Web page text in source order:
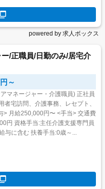
powered by 求人ボックス
/正職員/日勤のみ/居宅介
～
マネージャー・介護職員) 正社員
宅訪問、介護事務、レセプト、
円 資格手当:主任介護支援専門員
与に含む 扶養手当:0歳～...